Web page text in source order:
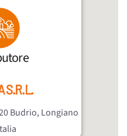
S.R.L.
Budrio, Longiano